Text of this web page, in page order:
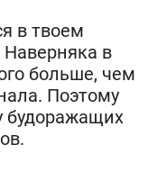
в твоем
в
больше, чем
Поэтому
будоражащих